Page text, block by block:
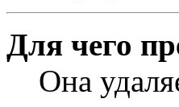
Для чего
Она